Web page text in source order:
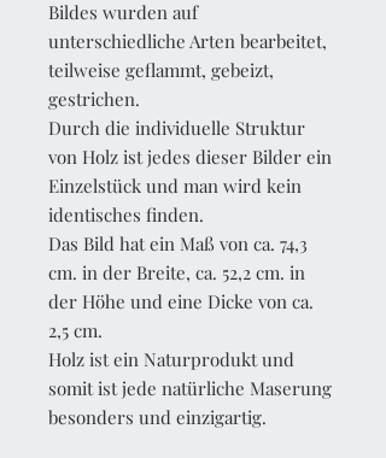
Bildes wurden auf
unterschiedliche Arten bearbeitet,
teilweise geflammt, gebeizt,
gestrichen.
Durch die individuelle Struktur
von Holz ist jedes dieser Bilder ein
Einzelstück und man wird kein
identisches finden.
Das Bild hat ein Maß von ca. 74,3
cm. in der Breite, ca. 52,2 cm. in
der Höhe und eine Dicke von ca.
2,5 cm.
Holz ist ein Naturprodukt und
somit ist jede natürliche Maserung
besonders und einzigartig.